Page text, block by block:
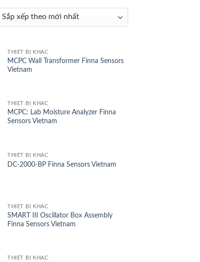
THIẾT BỊ KHÁC
MCPC Wall Transformer Finna Sensors
Vietnam
THIẾT BỊ KHÁC
MCPC: Lab Moisture Analyzer Finna
Sensors Vietnam
THIẾT BỊ KHÁC
DC-2000-BP Finna Sensors Vietnam
THIẾT BỊ KHÁC
SMART III Oscillator Box Assembly
Finna Sensors Vietnam
THIẾT BỊ KHÁC